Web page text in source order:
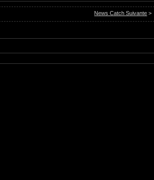
News Catch Suivante >